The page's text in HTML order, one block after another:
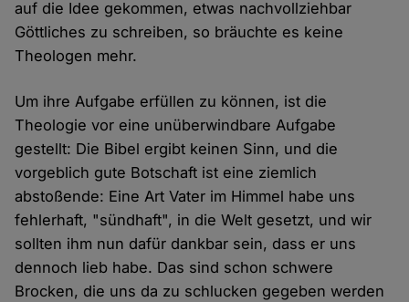
auf die Idee gekommen, etwas nachvollziehbar
Göttliches zu schreiben, so bräuchte es keine
Theologen mehr.
Um ihre Aufgabe erfüllen zu können, ist die
Theologie vor eine unüberwindbare Aufgabe
gestellt: Die Bibel ergibt keinen Sinn, und die
vorgeblich gute Botschaft ist eine ziemlich
abstoßende: Eine Art Vater im Himmel habe uns
fehlerhaft, "sündhaft", in die Welt gesetzt, und wir
sollten ihm nun dafür dankbar sein, dass er uns
dennoch lieb habe. Das sind schon schwere
Brocken, die uns da zu schlucken gegeben werden